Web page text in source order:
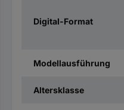
Digital-Format
Modellausführung
Altersklasse